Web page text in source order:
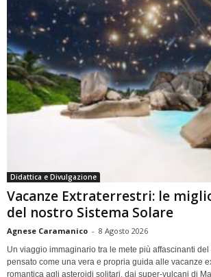
Didattica e Divulgazione
Vacanze Extraterrestri: le
del nostro Sistema Solare
Agnese Caramanico - 8 Agosto 2026
Un viaggio immaginario tra le mete più affascinanti del
pensato come una vera e propria guida alle vacanze
romantica agli asteroidi solitari, dai super-vulcani di